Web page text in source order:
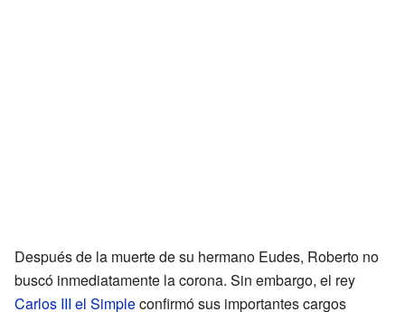
Después de la muerte de su hermano Eudes, Roberto no
buscó inmediatamente la corona. Sin embargo, el rey
Carlos III el Simpleconfirmó sus importantes cargos